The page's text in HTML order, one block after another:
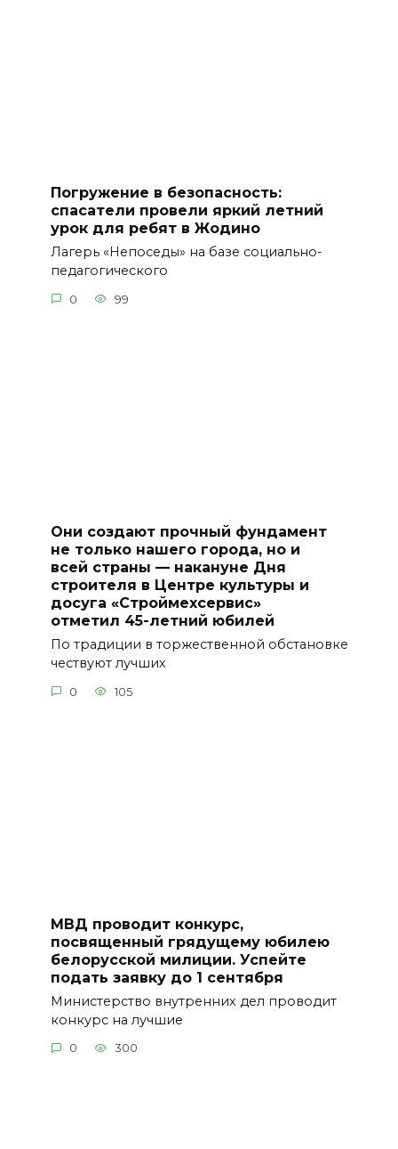
Погружение в безопасность:
спасатели провели яркий летний
урок для ребят в Жодино
Лагерь «Непоседы» на базе социально-
педагогического
0 99
Они создают прочный фундамент
не только нашего города, но и
всей страны — накануне Дня
строителя в Центре культуры и
досуга «Строймехсервис»
отметил 45-летний юбилей
По традиции в торжественной обстановке
чествуют лучших
0 105
МВД проводит конкурс,
посвященный грядущему юбилею
белорусской милиции. Успейте
подать заявку до 1 сентября
Министерство внутренних дел проводит
конкурс на лучшие
0 300